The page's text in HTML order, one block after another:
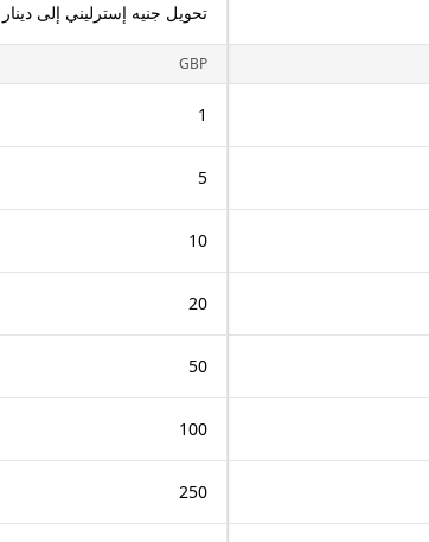
تحويل جنيه إسترليني إلى
GBP
1
5
10
20
50
100
250